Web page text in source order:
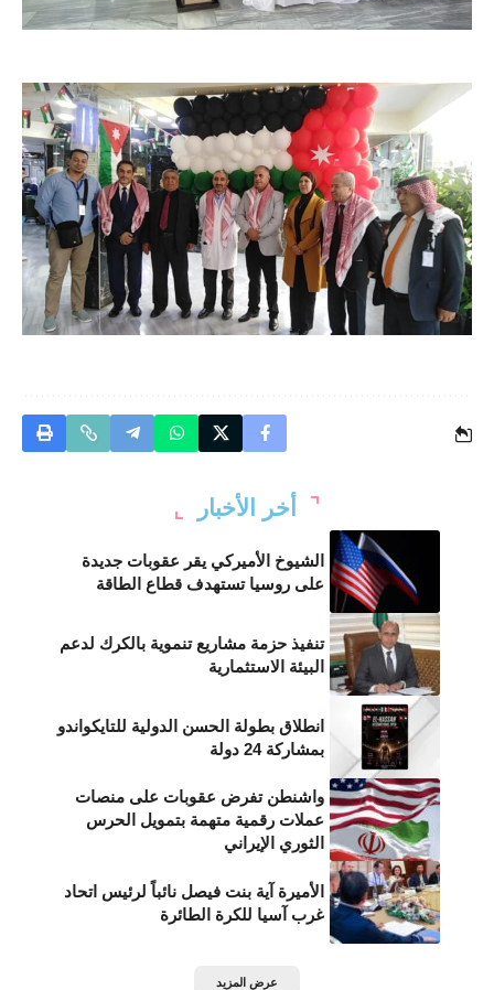
أخر الأخبار
الشيوخ الأميركي يقر عقوبات جديدة
على روسيا تستهدف قطاع الطاقة
تنفيذ حزمة مشاريع تنموية بالكرك لدعم
البيئة الاستثمارية
انطلاق بطولة الحسن الدولية للتايكواندو
بمشاركة 24 دولة
واشنطن تفرض عقوبات على منصات
عملات رقمية متهمة بتمويل الحرس
الثوري الإيراني
الأميرة آية بنت فيصل نائباً لرئيس اتحاد
غرب آسيا للكرة الطائرة
عرض المزيد